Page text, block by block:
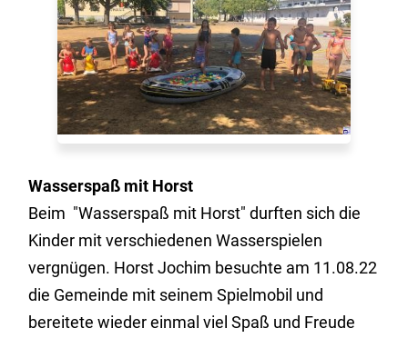
Wasserspaß mit Horst
Beim "Wasserspaß mit Horst" durften sich die
Kinder mit verschiedenen Wasserspielen
vergnügen. Horst Jochim besuchte am 11.08.22
die Gemeinde mit seinem Spielmobil und
bereitete wieder einmal viel Spaß und Freude